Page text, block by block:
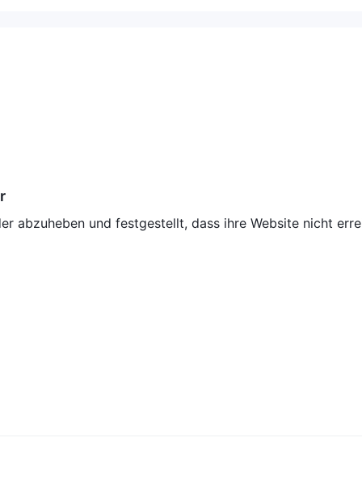
Broker, und wir raten dringend von einer Investition ab. Durch
auch Geld.
zu hoch.
an?
gefälscht.
abzuheben und festgestellt, dass ihre Website nicht